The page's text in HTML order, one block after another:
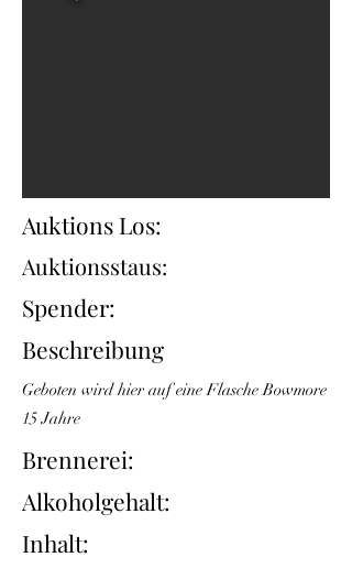
Auktions Los:
Auktionsstaus:
Spender:
Beschreibung
Geboten wird hier auf eine Flasche Bowmore
15 Jahre
Brennerei:
Alkoholgehalt:
Inhalt: